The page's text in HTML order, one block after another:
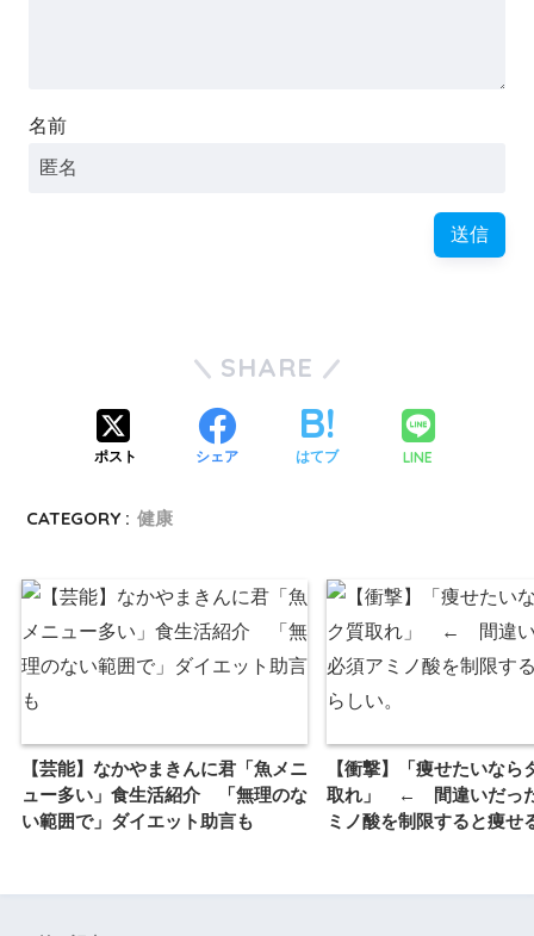
名前
SHARE
ポスト シェア はてブ LINE
CATEGORY : 健康
【芸能】なかやまきんに君「魚メニ
ュー多い」食生活紹介 「無理のな
い範囲で」ダイエット助言も
【衝撃】「痩せたいなら
取れ」 ← 間違いだっ
ミノ酸を制限すると痩せ